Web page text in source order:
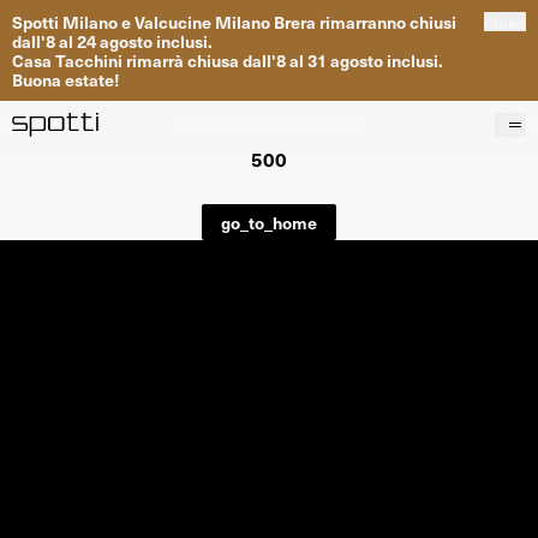
Spotti MilanoeValcucine Milano Brera rimarrannochiusi
dall'8al 24agosto inclusi.
Casa Tacchini rimarrà chiusa dall'8al 31 agosto inclusi.
Buona estate!
Progetti
500
go_to_home